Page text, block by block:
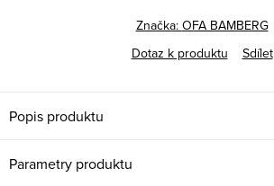
Značka: OFA BAMBERG
Dotaz k produktu
Sdílet
Popis produktu
Parametry produktu